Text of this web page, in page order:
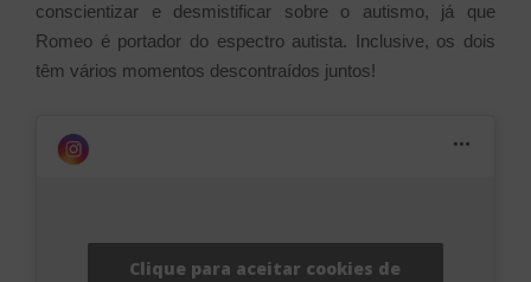
conscientizar e desmistificar sobre o autismo, já que
Romeo é portador do espectro autista. Inclusive, os dois
têm vários momentos descontraídos juntos!
Clique para aceitar cookies de